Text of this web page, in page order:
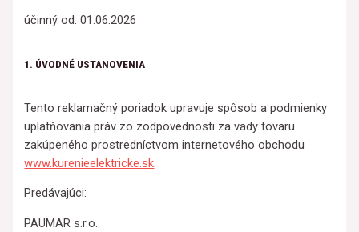
účinný od: 01.06.2026
1. ÚVODNÉ USTANOVENIA
Tento reklamačný poriadok upravuje spôsob a podmienky
uplatňovania práv zo zodpovednosti za vady tovaru
zakúpeného prostredníctvom internetového obchodu
www.kurenieelektricke.sk.
Predávajúci:
PAUMAR s.r.o.